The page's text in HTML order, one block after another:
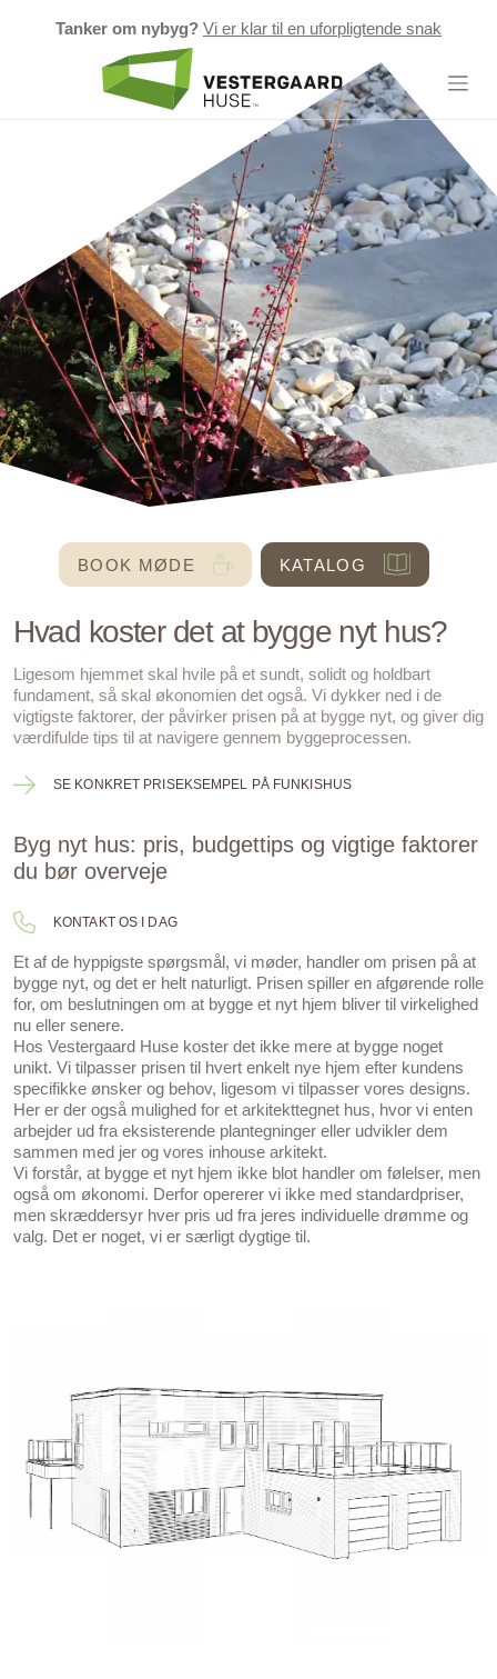
Tanker om nybyg? Vi er klar til en uforpligtende snak
BOOK MØDE KATALOG
Hvad koster det at bygge nyt hus?
Ligesom hjemmet skal hvile på et sundt, solidt og holdbart
fundament, så skal økonomien det også. Vi dykker ned i de
vigtigste faktorer, der påvirker prisen på at bygge nyt, og giver dig
værdifulde tips til at navigere gennem byggeprocessen.
SE KONKRET PRISEKSEMPEL PÅ FUNKISHUS
Byg nyt hus: pris, budgettips og vigtige faktorer
du bør overveje
KONTAKT OS I DAG
Et af de hyppigste spørgsmål, vi møder, handler om prisen på at
bygge nyt, og det er helt naturligt. Prisen spiller en afgørende rolle
for, om beslutningen om at bygge et nyt hjem bliver til virkelighed
nu eller senere.
Hos Vestergaard Huse koster det ikke mere at bygge noget
unikt. Vi tilpasser prisen til hvert enkelt nye hjem efter kundens
specifikke ønsker og behov, ligesom vi tilpasser vores designs.
Her er der også mulighed for et arkitekttegnet hus, hvor vi enten
arbejder ud fra eksisterende plantegninger eller udvikler dem
sammen med jer og vores inhouse arkitekt.
Vi forstår, at bygge et nyt hjem ikke blot handler om følelser, men
også om økonomi. Derfor opererer vi ikke med standardpriser,
men skræddersyr hver pris ud fra jeres individuelle drømme og
valg. Det er noget, vi er særligt dygtige til.